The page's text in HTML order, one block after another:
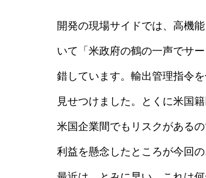
開発の現場サイドでは、高機
いて「米政府の鶴の一声でサ
錯しています。輸出管理指令
見せつけました。とくに米国
米国企業間でもリスクがある
利益を懸念したところが今回